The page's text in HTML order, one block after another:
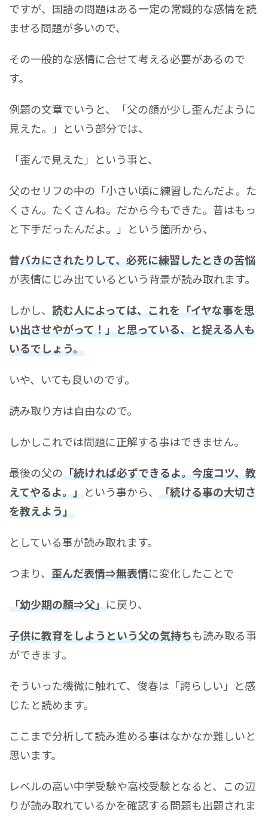
ですが、国語の問題はある一定の常識的な感情を読
ませる問題が多いので、
その一般的な感情に合せて考える必要があるので
す。
例題の文章でいうと、「父の顔が少し歪んだように
見えた。」という部分では、
「歪んで見えた」という事と、
父のセリフの中の「小さい頃に練習したんだよ。た
くさん。たくさんね。だから今もできた。昔はもっ
と下手だったんだよ。」という箇所から、
昔バカにされたりして、必死に練習したときの苦悩
が表情にじみ出ているという背景が読み取れます。
しかし、 読む人によっては、これを「イヤな事を思
い出させやがって！」と思っている、と捉える人も
いるでしょう。
いや、いても良いのです。
読み取り方は自由なので。
しかしこれでは問題に正解する事はできません。
最後の父の「続ければ必ずできるよ。今度コツ、教
えてやるよ。」という事から、 「続ける事の大切さ
を教えよう」
としている事が読み取れます。
つまり、 歪んだ表情⇒無表情に変化したことで
「幼少期の顏⇒父」に戻り、
子供に教育をしようという父の気持ちも読み取る事
ができます。
そういった機微に触れて、俊春は「誇らしい」と感
じたと読めます。
ここまで分析して読み進める事はなかなか難しいと
思います。
レベルの高い中学受験や高校受験となると、この辺
りが読み取れているかを確認する問題も出題されま